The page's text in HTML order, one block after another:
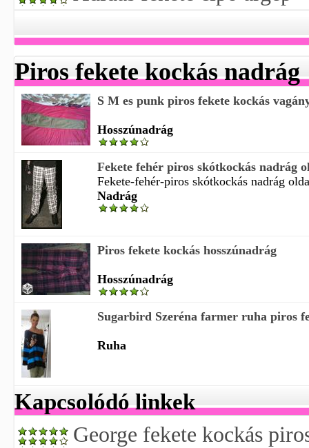
Piros fekete kockás nadrág
S M es punk piros fekete kockás
Hosszúnadrág
Fekete fehér piros skótkockás nadrág
Fekete-fehér-piros skótkockás nadrág
Nadrág
Piros fekete kockás hosszúnadrág
Hosszúnadrág
Sugarbird Szeréna farmer ruha piros
Ruha
Kapcsolódó linkek
George fekete kockás